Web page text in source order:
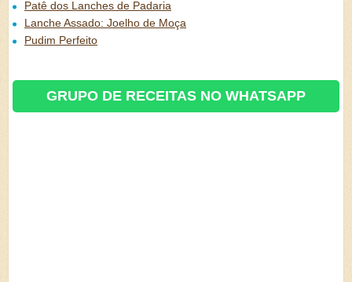
Patê dos Lanches de Padaria
Lanche Assado: Joelho de Moça
Pudim Perfeito
GRUPO DE RECEITAS NO WHATSAPP